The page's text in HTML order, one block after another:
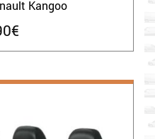
Kangoo
€